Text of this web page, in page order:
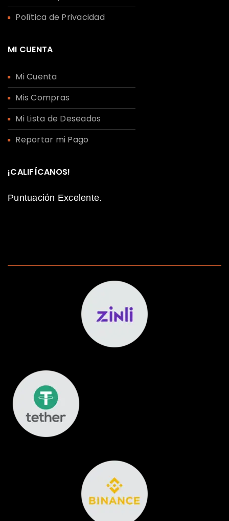
Política de Privacidad
MI CUENTA
Mi Cuenta
Mis Compras
Mi Lista de Deseados
Reportar mi Pago
¡CALIFÍCANOS!
Puntuación Excelente.